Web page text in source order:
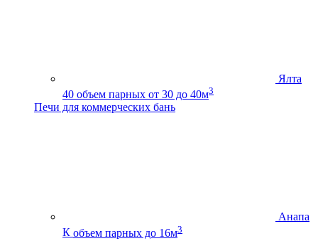
Ялта
40 объем парных от 30 до 40м3
Печи для коммерческих бань
Анапа
К объем парных до 16м3